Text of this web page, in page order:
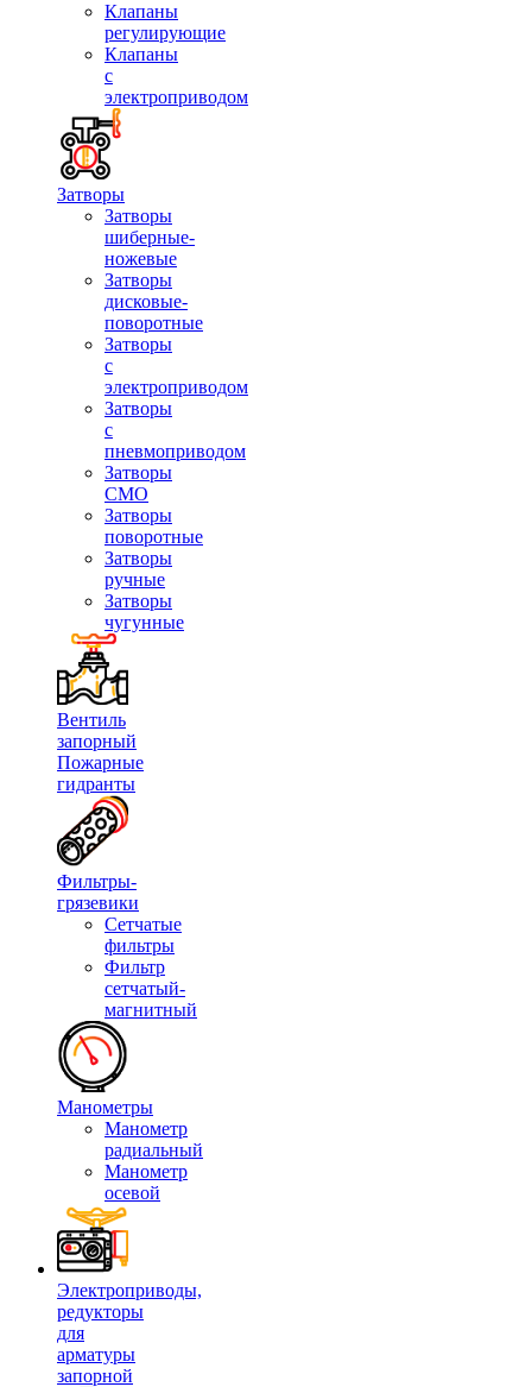
Клапаны
регулирующие
Клапаны
с
электроприводом
Затворы
Затворы
шиберные-
ножевые
Затворы
дисковые-
поворотные
Затворы
с
электроприводом
Затворы
с
пневмоприводом
Затворы
СМО
Затворы
поворотные
Затворы
ручные
Затворы
чугунные
Вентиль
запорный
Пожарные
гидранты
Фильтры-
грязевики
Сетчатые
фильтры
Фильтр
сетчатый-
магнитный
Манометры
Манометр
радиальный
Манометр
осевой
Электроприводы,
редукторы
для
арматуры
запорной